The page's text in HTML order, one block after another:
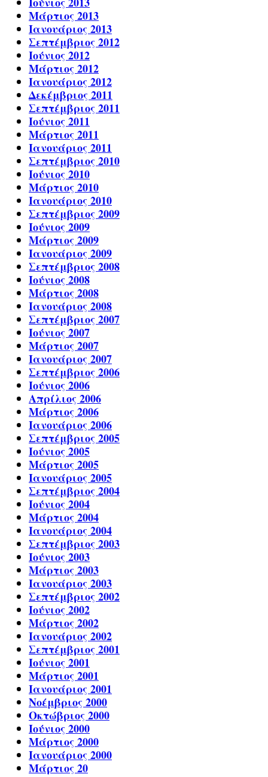
Μάρτιος 2013
Ιανουάριος 2013
Σεπτέμβριος 2012
Ιούνιος 2012
Μάρτιος 2012
Ιανουάριος 2012
Δεκέμβριος 2011
Σεπτέμβριος 2011
Ιούνιος 2011
Μάρτιος 2011
Ιανουάριος 2011
Σεπτέμβριος 2010
Ιούνιος 2010
Μάρτιος 2010
Ιανουάριος 2010
Σεπτέμβριος 2009
Ιούνιος 2009
Μάρτιος 2009
Ιανουάριος 2009
Σεπτέμβριος 2008
Ιούνιος 2008
Μάρτιος 2008
Ιανουάριος 2008
Σεπτέμβριος 2007
Ιούνιος 2007
Μάρτιος 2007
Ιανουάριος 2007
Σεπτέμβριος 2006
Ιούνιος 2006
Απρίλιος 2006
Μάρτιος 2006
Ιανουάριος 2006
Σεπτέμβριος 2005
Ιούνιος 2005
Μάρτιος 2005
Ιανουάριος 2005
Σεπτέμβριος 2004
Ιούνιος 2004
Μάρτιος 2004
Ιανουάριος 2004
Σεπτέμβριος 2003
Ιούνιος 2003
Μάρτιος 2003
Ιανουάριος 2003
Σεπτέμβριος 2002
Ιούνιος 2002
Μάρτιος 2002
Ιανουάριος 2002
Σεπτέμβριος 2001
Ιούνιος 2001
Μάρτιος 2001
Ιανουάριος 2001
Νοέμβριος 2000
Οκτώβριος 2000
Ιούνιος 2000
Μάρτιος 2000
Ιανουάριος 2000
Μάρτιος 20